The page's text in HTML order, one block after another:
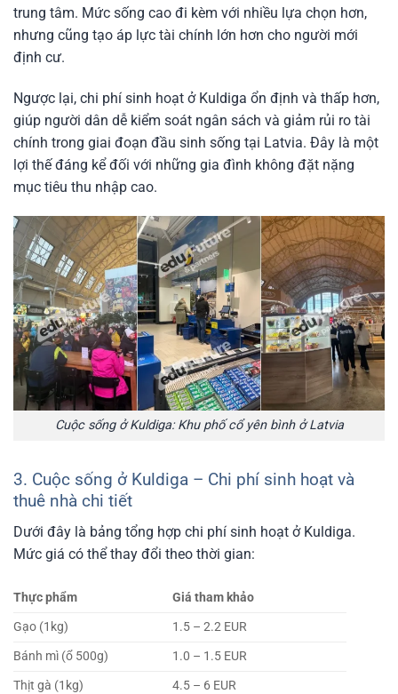
trung tâm. Mức sống cao đi kèm với nhiều lựa chọn hơn,
nhưng cũng tạo áp lực tài chính lớn hơn cho người mới
định cư.
Ngược lại, chi phí sinh hoạt ở Kuldiga ổn định và thấp hơn,
giúp người dân dễ kiểm soát ngân sách và giảm rủi ro tài
chính trong giai đoạn đầu sinh sống tại Latvia. Đây là một
lợi thế đáng kể đối với những gia đình không đặt nặng
mục tiêu thu nhập cao.
Cuộc sống ở Kuldiga: Khu phố cổ yên bình ở Latvia
3. Cuộc sống ở Kuldiga – Chi phí sinh hoạt và
thuê nhà chi tiết
Dưới đây là bảng tổng hợp chi phí sinh hoạt ở Kuldiga.
Mức giá có thể thay đổi theo thời gian:
Thực phẩm
Giá tham khảo
Gạo (1kg)
1.5 – 2.2 EUR
Bánh mì (ổ 500g)
1.0 – 1.5 EUR
Thịt gà (1kg)
4.5 – 6 EUR